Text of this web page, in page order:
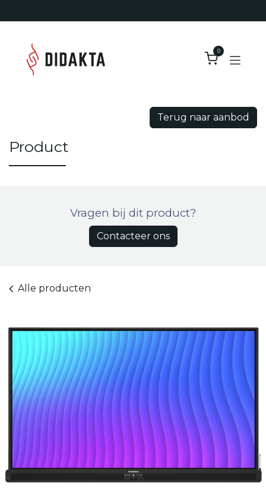
0
Terug naar aanbod
Product
Vragen bij dit product?
Contacteer ons
Alle producten